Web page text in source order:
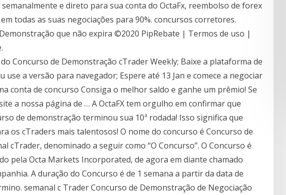
e direto para sua conta do OctaFx, reembolso de forex
todas as suas negociações para 90%. concursos corretores.
que não expira ©2020 PipRebate | Termos de uso |
Concurso de Demonstração cTrader Weekly; Baixe a plataforma de
use a versão para navegador; Espere até 13 Jan e comece a negociar
conta de concurso Consiga o melhor saldo e ganhe um prêmio! Se
a nossa página de … A OctaFX tem orgulho em confirmar que
de demonstração terminou sua 10ª rodada! Isso significa que
os cTraders mais talentosos! O nome do concurso é Concurso de
cTrader, denominado a seguir como “O Concurso”. O Concurso é
pela Octa Markets Incorporated, de agora em diante chamado
A duração do Concurso é de 1 semana a partir da data de
semanal c Trader Concurso de Demonstração de Negociação